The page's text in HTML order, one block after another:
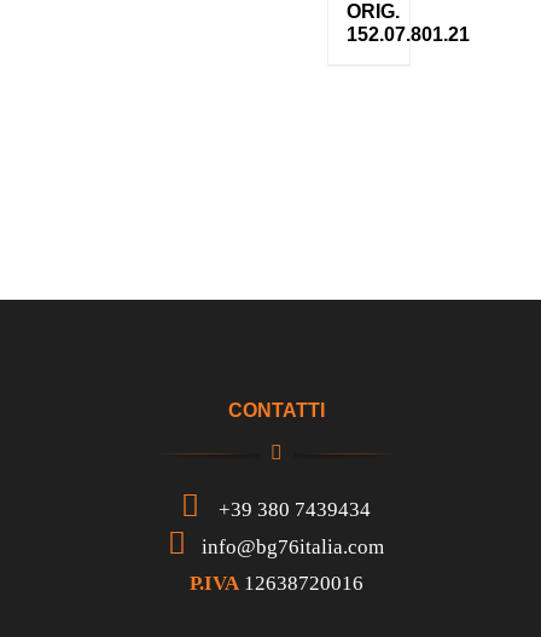
ORIG.
152.07.801.21
CONTATTI
+39 380 7439434
info@bg76italia.com
P.IVA 12638720016